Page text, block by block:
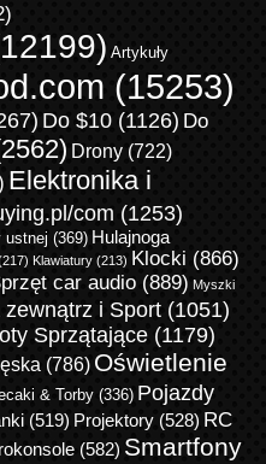
Artykuły
(15253)
Do $10(1126) Do
Drony(722)
Elektronika i
com (1253)
ustnej (369) Hulajnoga
Klawiatury(213) Klocki (866)
car audio(889) Myszki
zewnątrz i Sport(1051)
Sprzątające(1179)
(786) Oświetlenie
& Torby(336) Pojazdy
(519) Projektory(528) RC
(582) Smartfony